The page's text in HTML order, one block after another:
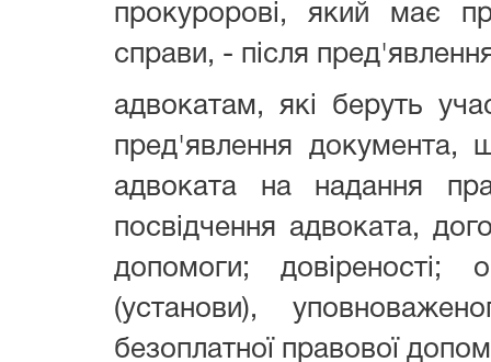
прокуророві, який має
справи, - після
адвокатам, які беруть
пред'явлення документа,
адвоката на надання
посвідчення адвоката,
допомоги; довіреності;
(установи),
безоплатної правової